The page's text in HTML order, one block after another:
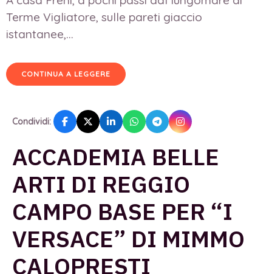
Terme Vigliatore, sulle pareti giaccio
istantanee,...
CONTINUA A LEGGERE
Condividi:
ACCADEMIA BELLE
ARTI DI REGGIO
CAMPO BASE PER “I
VERSACE” DI MIMMO
CALOPRESTI